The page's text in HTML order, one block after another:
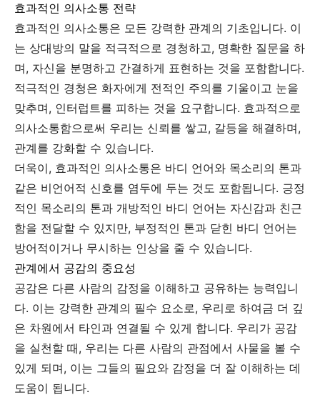
효과적인 의사소통 전략
효과적인 의사소통은 모든 강력한 관계의 기초입니다. 이
는 상대방의 말을 적극적으로 경청하고, 명확한 질문을 하
며, 자신을 분명하고 간결하게 표현하는 것을 포함합니다.
적극적인 경청은 화자에게 전적인 주의를 기울이고 눈을
맞추며, 인터럽트를 피하는 것을 요구합니다. 효과적으로
의사소통함으로써 우리는 신뢰를 쌓고, 갈등을 해결하며,
관계를 강화할 수 있습니다.
더욱이, 효과적인 의사소통은 바디 언어와 목소리의 톤과
같은 비언어적 신호를 염두에 두는 것도 포함됩니다. 긍정
적인 목소리의 톤과 개방적인 바디 언어는 자신감과 친근
함을 전달할 수 있지만, 부정적인 톤과 닫힌 바디 언어는
방어적이거나 무시하는 인상을 줄 수 있습니다.
관계에서 공감의 중요성
공감은 다른 사람의 감정을 이해하고 공유하는 능력입니
다. 이는 강력한 관계의 필수 요소로, 우리로 하여금 더 깊
은 차원에서 타인과 연결될 수 있게 합니다. 우리가 공감
을 실천할 때, 우리는 다른 사람의 관점에서 사물을 볼 수
있게 되며, 이는 그들의 필요와 감정을 더 잘 이해하는 데
도움이 됩니다.